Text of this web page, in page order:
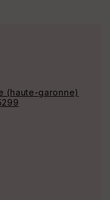
(haute-garonne)